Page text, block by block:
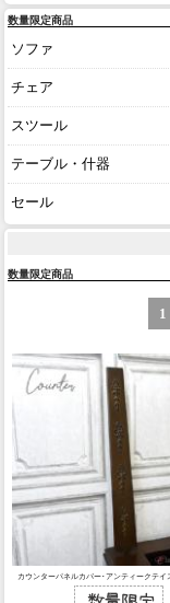
数量限定商品
ソファ
チェア
スツール
テーブル・什器
セール
数量限定商品
1
カウンターパネルカバー･アンティークテ